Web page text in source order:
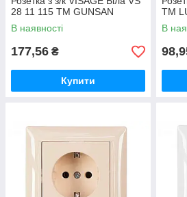
28 11 115 ТМ GUNSAN
В наявності
177,56 ₴
Купити
ТМ
В